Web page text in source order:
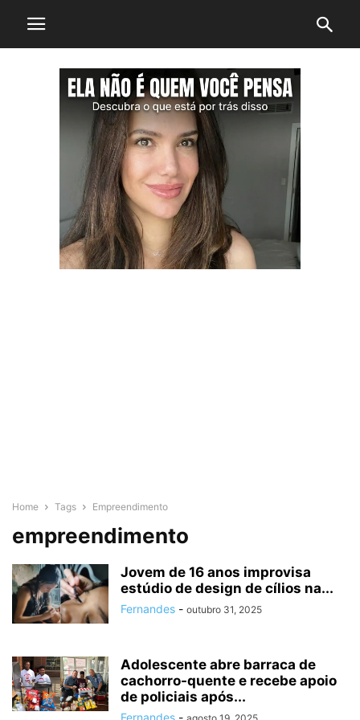
Home Tags Empreendimento
empreendimento
Jovem de 16 anos improvisa
estúdio de design de cílios na...
Fernandes - outubro 31, 2025
Adolescente abre barraca de
cachorro-quente e recebe apoio
de policiais após...
Fernandes -